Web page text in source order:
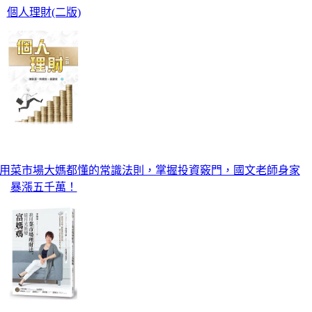
個人理財(二版)
菜市場大媽都懂的常識法則，掌握投資竅門，國文老師身家
暴漲五千萬！